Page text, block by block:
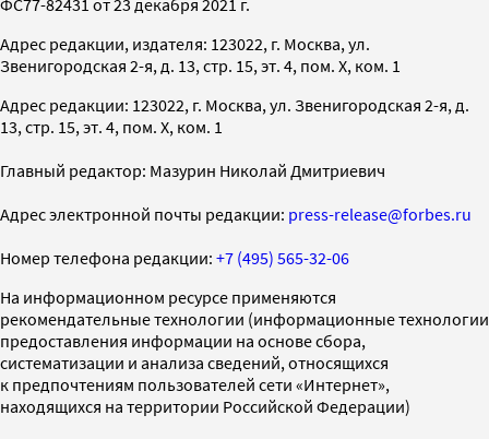
Адрес редакции, издателя: 123022, г. Москва, ул.
Звенигородская 2-я, д. 13, стр. 15, эт. 4, пом. X, ком. 1
Адрес редакции: 123022, г. Москва, ул. Звенигородская 2-я, д.
13, стр. 15, эт. 4, пом. X, ком. 1
Главный редактор: Мазурин Николай Дмитриевич
Адрес электронной почты редакции: press-release@forbes.ru
Номер телефона редакции: +7 (495) 565-32-06
На информационном ресурсе применяются
рекомендательные технологии (информационные технологии
предоставления информации на основе сбора,
систематизации и анализа сведений, относящихся
к предпочтениям пользователей сети «Интернет»,
находящихся на территории Российской Федерации)